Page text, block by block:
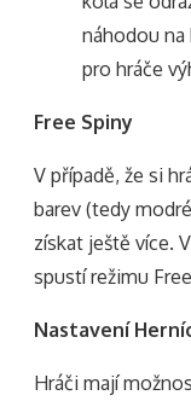
náhodou na
pro hráče
Free Spiny
V případě, že si
barev (tedy
získat ještě více.
spustí režimu
Nastavení
Hráči mají